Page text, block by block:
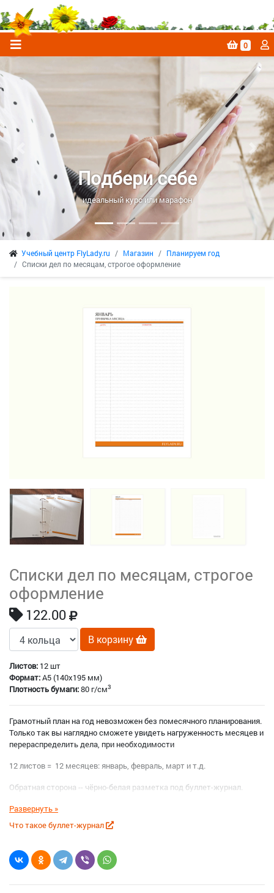
0
Подбери себе
идеальный курс или марафон
Next
Учебный центр FlyLady.ru Магазин
Планируем год
Списки дел по месяцам, строгое оформление
Списки дел по месяцам, строгое
оформление
122.00
В корзину
Листов: 12 шт
Формат:A5 (140x195 мм)
Плотность бумаги:80 г/см3
Грамотный план на год невозможен без помесячного планирования.
Только так вы наглядно сможете увидеть нагруженность месяцев и
перераспределить дела, при необходимости
12 листов = 12 месяцев: январь, февраль, март и т.д.
Обратная сторона -- чёрно-белая разметка под буллет-журнал.
Что такое буллет-журнал